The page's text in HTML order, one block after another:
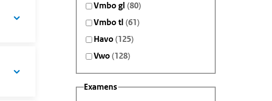
Vmbo gl (80)
Vmbo tl (61)
Havo(125)
Vwo(128)
Examens